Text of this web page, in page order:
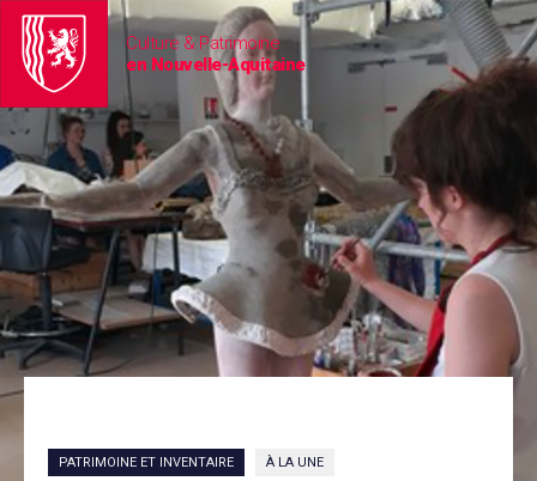
Culture & Patrimoine
en Nouvelle-Aquitaine
PATRIMOINE ET INVENTAIRE À LA UNE